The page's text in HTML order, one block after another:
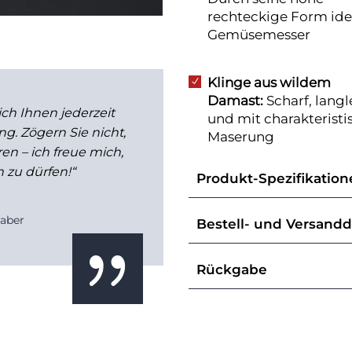
Ihnen jederzeit
Zögern Sie nicht,
– ich freue mich,
zu dürfen!“
{
rechteckige Form
Gemüsemesser
N
Klinge aus wildem
Damast: Scharf,
und mit
Maserung
Produkt-
Klingenlänge:
190
Rückenstärke:
aus stabilisierter
Bestell- und
Ich freue mich, Ihre
Rückgabe
Wenn Sie ein Messer